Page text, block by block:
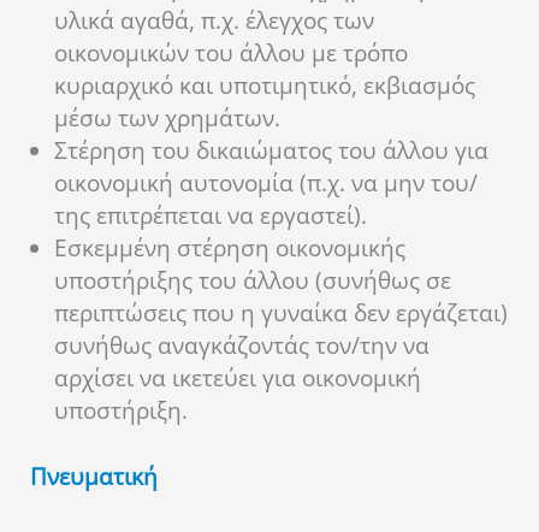
υλικά αγαθά, π.χ. έλεγχος των
οικονομικών του άλλου με τρόπο
κυριαρχικό και υποτιμητικό, εκβιασμός
μέσω των χρημάτων.
Στέρηση του δικαιώματος του άλλου για
οικονομική αυτονομία (π.χ. να μην του/
της επιτρέπεται να εργαστεί).
Εσκεμμένη στέρηση οικονομικής
υποστήριξης του άλλου (συνήθως σε
περιπτώσεις που η γυναίκα δεν εργάζεται)
συνήθως αναγκάζοντάς τον/την να
αρχίσει να ικετεύει για οικονομική
υποστήριξη.
Πνευματική